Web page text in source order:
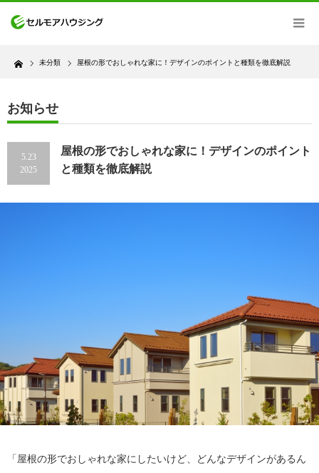
Home 未分類 屋根の形でおしゃれな家に！デザインのポイントと種類を徹底解説
お知らせ
5.23
2025
屋根の形でおしゃれな家に！デザインのポイント
と種類を徹底解説
「屋根の形でおしゃれな家にしたいけど、どんなデザインがあるん